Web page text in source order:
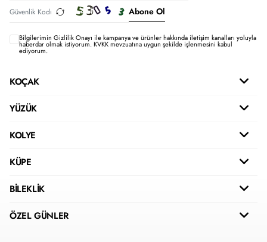
Abone Ol
Bilgilerimin Gizlilik Onayı ile kampanya ve ürünler hakkında iletişim kanalları yoluyla
haberdar olmak istiyorum.KVKK mevzuatına uygun şekilde işlenmesini kabul
ediyorum.
KOÇAK
YÜZÜK
KOLYE
KÜPE
BİLEKLİK
ÖZEL GÜNLER